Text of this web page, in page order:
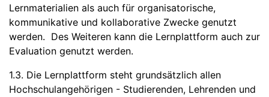
Lernmaterialien als auch für organisatorische,
kommunikative und kollaborative Zwecke genutzt
werden. Des Weiteren kann die Lernplattform auch zur
Evaluation genutzt werden.
1.3. Die Lernplattform steht grundsätzlich allen
Hochschulangehörigen - Studierenden, Lehrenden und